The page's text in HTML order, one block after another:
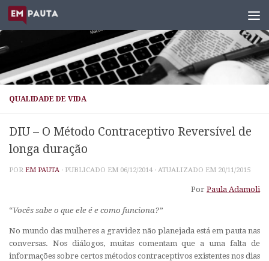
Skip to content
QUALIDADE DE VIDA
DIU – O Método Contraceptivo Reversível de
longa duração
POR EM PAUTA · PUBLICADO EM 06/12/2014 · ATUALIZADO EM 20/11/2015
Por Paula Adamoli
“Vocês sabe o que ele é e como funciona?”
No mundo das mulheres a gravidez não planejada está em pauta nas
conversas. Nos diálogos, muitas comentam que a uma falta de
informações sobre certos métodos contraceptivos existentes nos dias